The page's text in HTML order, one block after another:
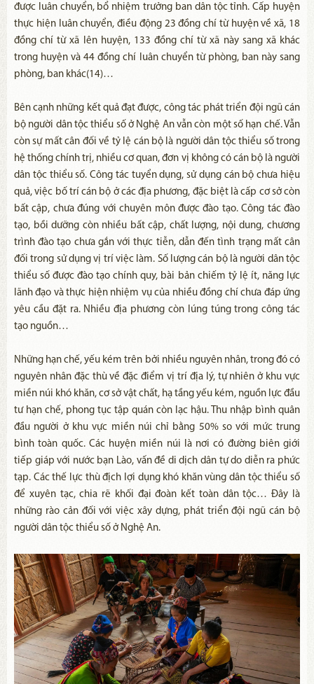
được luân chuyển, bổ nhiệm trưởng ban dân tộc tỉnh. Cấp huyện
thực hiện luân chuyển, điều động 23 đồng chí từ huyện về xã, 18
đồng chí từ xã lên huyện, 133 đồng chí từ xã này sang xã khác
trong huyện và 44 đồng chí luân chuyển từ phòng, ban này sang
phòng, ban khác(14)…
Bên cạnh những kết quả đạt được, công tác phát triển đội ngũ cán
bộ người dân tộc thiểu số ở Nghệ An vẫn còn một số hạn chế. Vẫn
còn sự mất cân đối về tỷ lệ cán bộ là người dân tộc thiểu số trong
hệ thống chính trị, nhiều cơ quan, đơn vị không có cán bộ là người
dân tộc thiểu số. Công tác tuyển dụng, sử dụng cán bộ chưa hiệu
quả, việc bố trí cán bộ ở các địa phương, đặc biệt là cấp cơ sở còn
bất cập, chưa đúng với chuyên môn được đào tạo. Công tác đào
tạo, bồi dưỡng còn nhiều bất cập, chất lượng, nội dung, chương
trình đào tạo chưa gắn với thực tiễn, dẫn đến tình trạng mất cân
đối trong sử dụng vị trí việc làm. Số lượng cán bộ là người dân tộc
thiểu số được đào tạo chính quy, bài bản chiếm tỷ lệ ít, năng lực
lãnh đạo và thực hiện nhiệm vụ của nhiều đồng chí chưa đáp ứng
yêu cầu đặt ra. Nhiều địa phương còn lúng túng trong công tác
tạo nguồn…
Những hạn chế, yếu kém trên bởi nhiều nguyên nhân, trong đó có
nguyên nhân đặc thù về đặc điểm vị trí địa lý, tự nhiên ở khu vực
miền núi khó khăn, cơ sở vật chất, hạ tầng yếu kém, nguồn lực đầu
tư hạn chế, phong tục tập quán còn lạc hậu. Thu nhập bình quân
đầu người ở khu vực miền núi chỉ bằng 50% so với mức trung
bình toàn quốc. Các huyện miền núi là nơi có đường biên giới
tiếp giáp với nước bạn Lào, vấn đề di dịch dân tự do diễn ra phức
tạp. Các thế lực thù địch lợi dụng khó khăn vùng dân tộc thiểu số
để xuyên tạc, chia rẽ khối đại đoàn kết toàn dân tộc… Đây là
những rào cản đối với việc xây dựng, phát triển đội ngũ cán bộ
người dân tộc thiểu số ở Nghệ An.